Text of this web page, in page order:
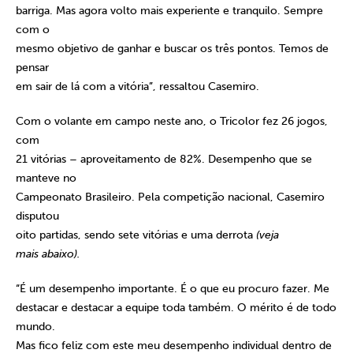
barriga. Mas agora volto mais experiente e tranquilo. Sempre
com o
mesmo objetivo de ganhar e buscar os três pontos. Temos de
pensar
em sair de lá com a vitória”, ressaltou Casemiro.
Com o volante em campo neste ano, o Tricolor fez 26 jogos,
com
21 vitórias – aproveitamento de 82%. Desempenho que se
manteve no
Campeonato Brasileiro. Pela competição nacional, Casemiro
disputou
oito partidas, sendo sete vitórias e uma derrota (veja
mais abaixo).
“É um desempenho importante. É o que eu procuro fazer. Me
destacar e destacar a equipe toda também. O mérito é de todo
mundo.
Mas fico feliz com este meu desempenho individual dentro de